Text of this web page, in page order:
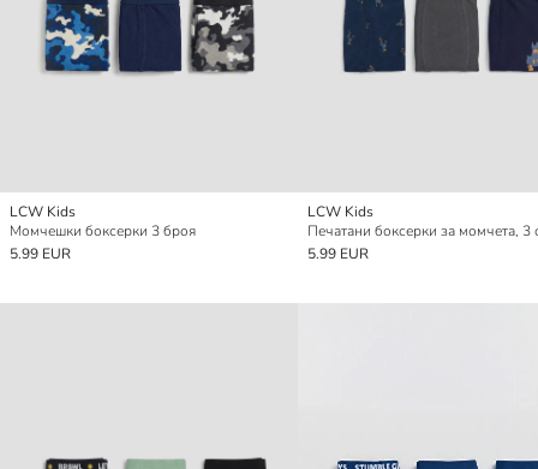
LCW Kids
Момчешки боксерки 3 броя
5.99 EUR
LCW Kids
5.99 EUR